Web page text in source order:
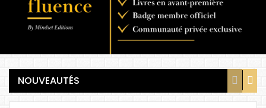
NOUVEAUTÉS